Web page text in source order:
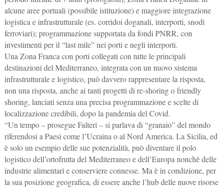
alcune aree portuali (possibile istituzione) e maggiore integrazione
logistica e infrastrutturale (es. corridoi doganali, interporti, snodi
ferroviari); programmazione supportata da fondi PNRR, con
investimenti per il “last mile” nei porti e negli interporti.
Una Zona Franca con porti collegati con tutte le principali
destinazioni del Mediterraneo, integrata con un nuovo sistema
infrastrutturale e logistico, può davvero rappresentare la risposta,
non una risposta, anche ai tanti progetti di re-shoring o friendly
shoring, lanciati senza una precisa programmazione e scelte di
localizzazione credibili, dopo la pandemia del Covid.
“Un tempo – prosegue Falteri – si parlava di “granaio” del mondo
riferendosi a Paesi come l’Ucraina o al Nord America. La Sicilia, ed
è solo un esempio delle sue potenzialità, può diventare il polo
logistico dell’ortofrutta del Mediterraneo e dell’Europa nonchè delle
industrie alimentari e conserviere connesse. Ma è in condizione, per
la sua posizione geografica, di essere anche l’hub delle nuove risorse